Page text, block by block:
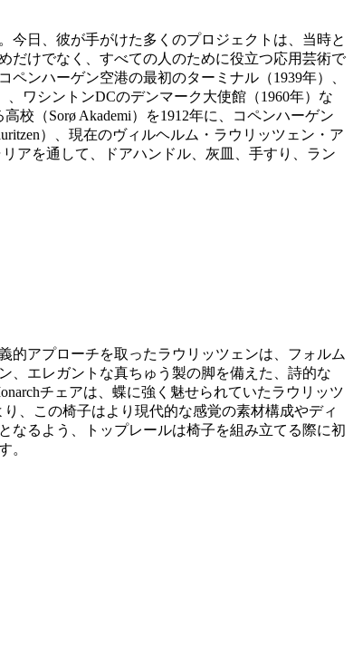
今日、彼が手がけた多くのプロジェクトは、当時と
だけでなく、すべての人のために役立つ応用芸術で
ンハーゲン空港の最初のターミナル（1939年）、
、ワシントンDCのデンマーク大使館（1960年）な
校（Sorø Akademi）を1912年に、コペンハーゲン
）、現在のヴィルヘルム・ラウリッツェン・ア
アを通して、ドアハンドル、灰皿、手すり、ラン
的アプローチを取ったラウリッツェンは、フォルム
、エレガントな真ちゅう製の脚を備えた、詩的な
チェアは、蝶に強く魅せられていたラウリッツ
り、この椅子はより現代的な感覚の素材構成やディ
なるよう、トップレールは椅子を組み立てる際に初
。